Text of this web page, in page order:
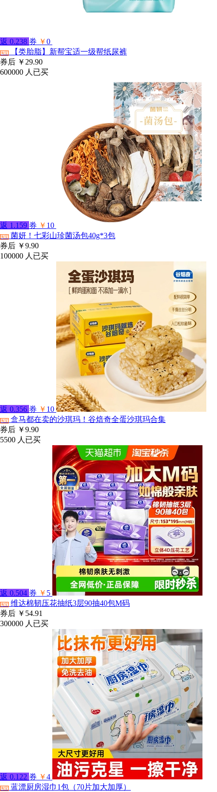
返 0.238 券 ￥0
淘宝
【类胎脂】新帮宝适一级帮纸尿裤
券后 ￥29.90
600000 人已买
返 1.159 券 ￥ 10
淘宝 菌妍！七彩山珍菌汤包40g*3包
券后 ￥9.90
100000 人已买
返 0.356 券 ￥ 10
淘宝 盒马都在卖的沙琪玛！谷焙奇全蛋沙琪玛合集
券后 ￥9.90
5500 人已买
返 0.504 券 ￥ 5
淘宝 维达棉韧压花抽纸3层90抽40包M码
券后 ￥54.91
300000 人已买
返 0.122 券 ￥4
淘宝 蓝漂厨房湿巾1包（70片加大加厚）